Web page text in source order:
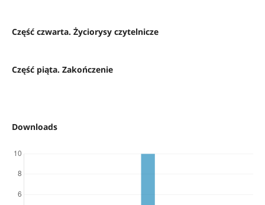
Część czwarta. Życiorysy czytelnicze
Część piąta. Zakończenie
Downloads